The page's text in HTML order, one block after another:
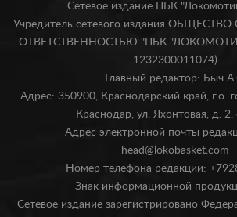
Сетевое издание ПБК
Учредитель сетевого издания
ОТВЕТСТВЕННОСТЬЮ "ПБК
1232300011074)
Главный редактор: Быч
Адрес: 350900, Краснодарский край, г.о.
Краснодар, ул. Яхонтовая, д.
Адрес электронной почты
head@lokobasket.com
Номер телефона редакции:
Знак информационной
Сетевое издание зарегистрировано